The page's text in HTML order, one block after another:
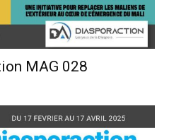
MAG 028